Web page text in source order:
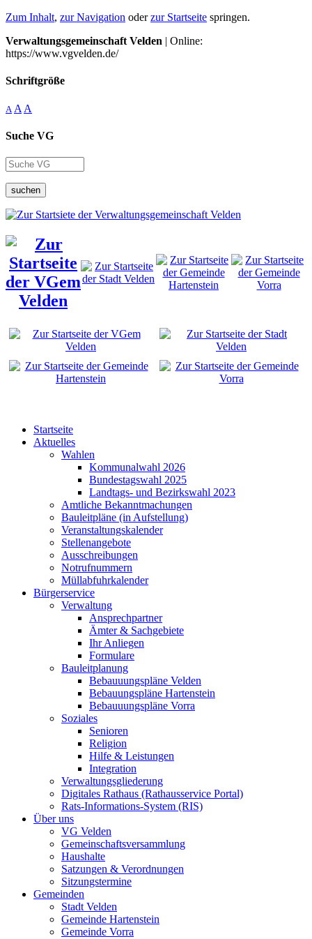
Zum Inhalt, zur Navigation oderzur Startseite springen.
Verwaltungsgemeinschaft Velden | Online:
https://www.vgvelden.de/
Schriftgröße
A A A
Suche VG
suchen
Startseite
Aktuelles
Wahlen
Kommunalwahl 2026
Bundestagswahl 2025
Landtags- und Bezirkswahl 2023
Amtliche Bekanntmachungen
Bauleitpläne (in Aufstellung)
Veranstaltungskalender
Stellenangebote
Ausschreibungen
Notrufnummern
Müllabfuhrkalender
Bürgerservice
Verwaltung
Ansprechpartner
Ämter & Sachgebiete
Ihr Anliegen
Formulare
Bauleitplanung
Bebauuungspläne Velden
Bebauungspläne Hartenstein
Bebauuungspläne Vorra
Soziales
Senioren
Religion
Hilfe & Leistungen
Integration
Verwaltungsgliederung
Digitales Rathaus (Rathausservice Portal)
Rats-Informations-System (RIS)
Über uns
VG Velden
Gemeinschaftsversammlung
Haushalte
Satzungen & Verordnungen
Sitzungstermine
Gemeinden
Stadt Velden
Gemeinde Hartenstein
Gemeinde Vorra